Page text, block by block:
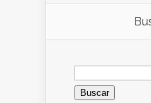
Buscar: